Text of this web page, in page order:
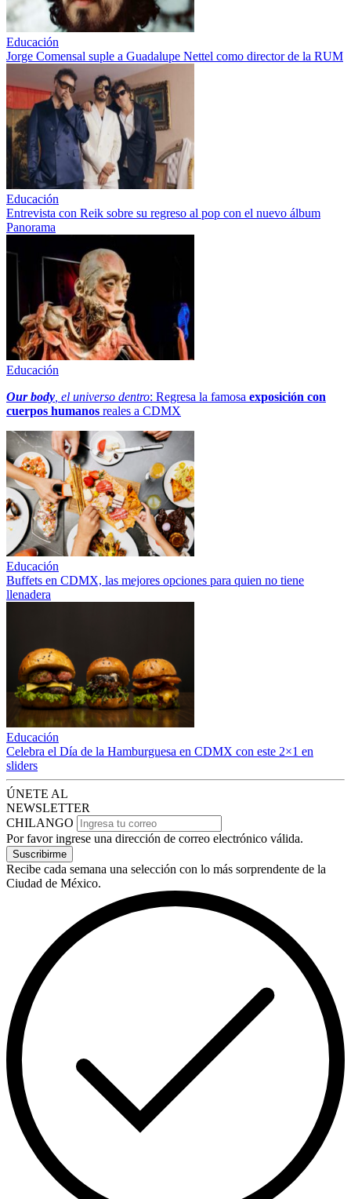
Educación
Jorge Comensal suple a Guadalupe Nettel como director de la RUM
Educación
Entrevista con Reik sobre su regreso al pop con el nuevo álbum
Panorama
Educación
Our body , el universo dentro: Regresa la famosa exposición con
cuerpos humanos reales a CDMX
Educación
Buffets en CDMX, las mejores opciones para quien no tiene
llenadera
Educación
Celebra el Día de la Hamburguesa en CDMX con este 2×1 en
sliders
ÚNETE AL
NEWSLETTER
CHILANGO
Por favor ingrese una dirección de correo electrónico válida.
Suscribirme
Recibe cada semana una selección con lo más sorprendente de la
Ciudad de México.